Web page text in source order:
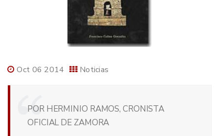
Oct 06 2014 Noticias
POR HERMINIO RAMOS, CRONISTA
OFICIAL DE ZAMORA